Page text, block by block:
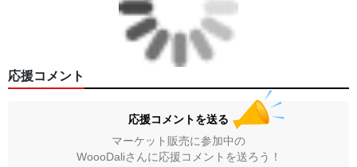
応援コメント
応援コメントを送る
マーケット販売に参加中の
WoooDaliさんに応援コメントを送ろう！